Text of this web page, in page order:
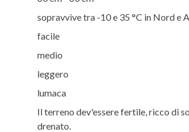
sopravvive tra -10 e 35 °C in Nord e
facile
medio
leggero
lumaca
Il terreno dev'essere fertile, ricco di
drenato.